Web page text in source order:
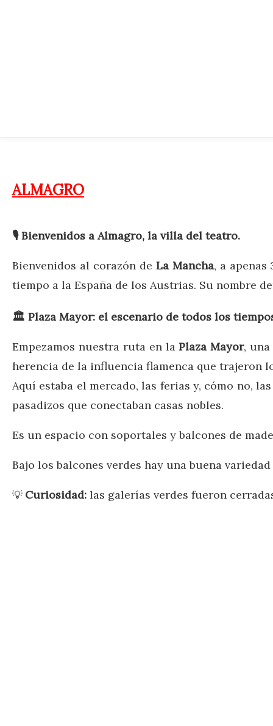
ALMAGRO
🎙️Bienvenidos a Almagro, la villa del teatro.
Bienvenidos al corazón de La Mancha, a
tiempo a la España de los Austrias. Su nombre
🏛️ Plaza Mayor: el escenario de todos los
Empezamos nuestra ruta en laPlaza Mayor,
herencia de la influencia flamenca que trajeron
Aquí estaba el mercado, las ferias y, cómo no,
pasadizos que conectaban casas nobles.
Es un espacio con soportales y balcones de
Bajo los balcones verdes hay una buena
💡 Curiosidad: las galerías verdes fueron